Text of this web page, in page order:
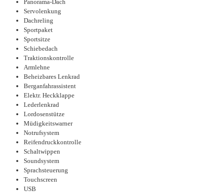
Panorama-Dach
Servolenkung
Dachreling
Sportpaket
Sportsitze
Schiebedach
Traktionskontrolle
Armlehne
Beheizbares Lenkrad
Berganfahrassistent
Elektr. Heckklappe
Lederlenkrad
Lordosenstütze
Müdigkeitswarner
Notrufsystem
Reifendruckkontrolle
Schaltwippen
Soundsystem
Sprachsteuerung
Touchscreen
USB